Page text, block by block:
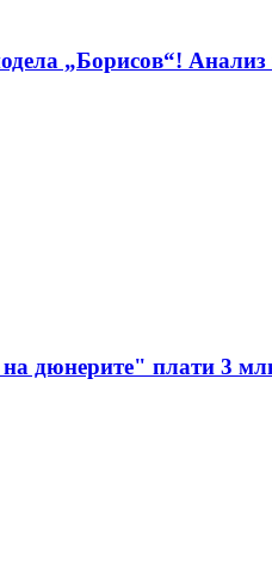
„Борисов“!
дюнерите" плати 3